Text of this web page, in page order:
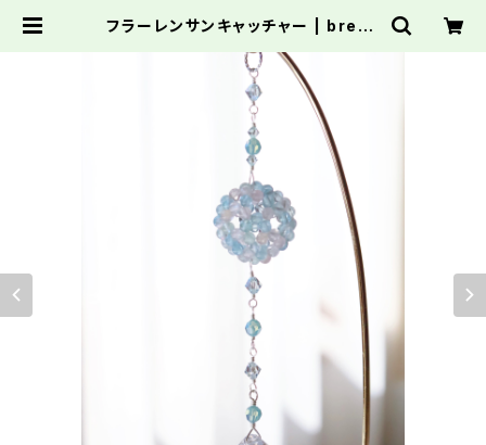
フラーレンサンキャッチャー | brevp